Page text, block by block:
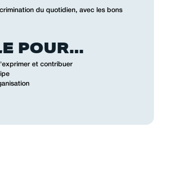
du quotidien, avec les bons
POUR...
et contribuer